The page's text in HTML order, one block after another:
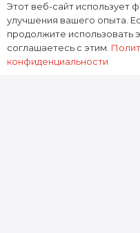
работы
договоре
ответственность за
Этот веб-сайт использует
улучшения вашего опыта.
продолжите использовать
соглашаетесь с этим.
конфиденциальности